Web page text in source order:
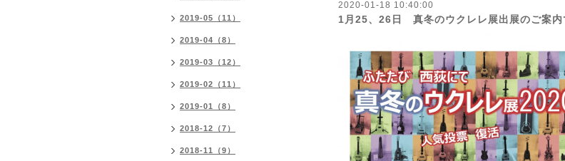
2020-01-18 10:40:00
1月25、26日 真冬のウクレレ展出展のご案内
2019-05（11）
2019-04（8）
2019-03（12）
2019-02（11）
2019-01（8）
2018-12（7）
2018-11（9）